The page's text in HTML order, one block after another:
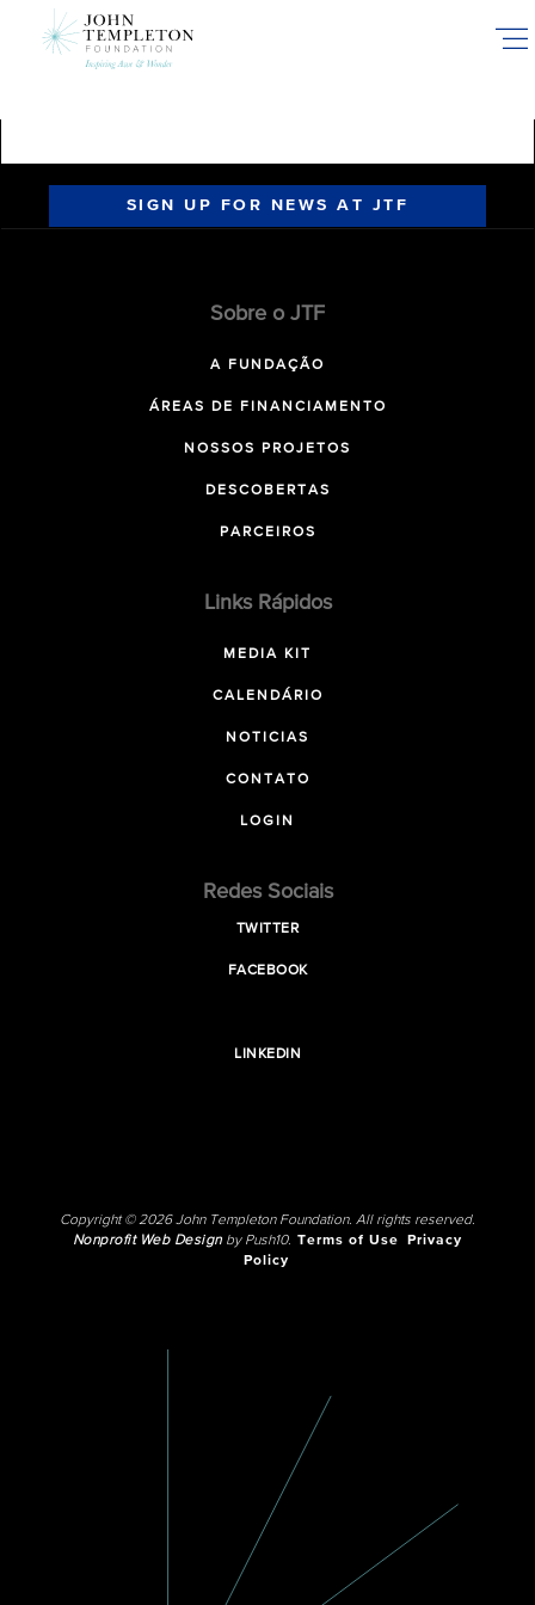
SIGN UP FOR NEWS AT JTF
Sobre o JTF
A FUNDAÇÃO
ÁREAS DE FINANCIAMENTO
NOSSOS PROJETOS
DESCOBERTAS
PARCEIROS
Links Rápidos
MEDIA KIT
CALENDÁRIO
NOTICIAS
CONTATO
LOGIN
Redes Sociais
TWITTER
FACEBOOK
LINKEDIN
Copyright © 2026 John Templeton Foundation. All rights reserved.
Nonprofit Web Designby Push10. Terms of Use
Privacy
Policy